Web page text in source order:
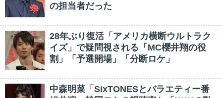
の担当者だった
28年ぶり復活「アメリカ横断ウルトラク
イズ」で疑問視される「MC櫻井翔の役
割」「予選開場」「分断ロケ」
中森明菜「SixTONESとバラエティー番